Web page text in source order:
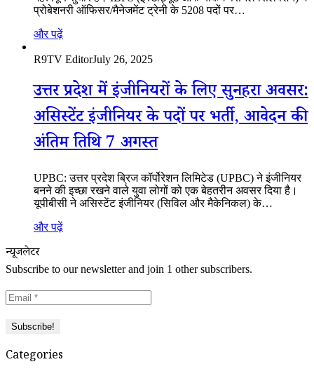
प्रोबेशनरी ऑफिसर/मैनेजमेंट ट्रेनी के 5208 पदों पर…
और पढ़ें
R9TV EditorJuly 26, 2025
उत्तर प्रदेश में इंजीनियरों के लिए सुनहरा अवसर:
असिस्टेंट इंजीनियर के पदों पर भर्ती, आवेदन की
अंतिम तिथि 7 अगस्त
UPBC: उत्तर प्रदेश ब्रिज कॉर्पोरेशन लिमिटेड (UPBC) ने इंजीनियर
बनने की इच्छा रखने वाले युवा लोगों को एक बेहतरीन अवसर दिया है।
यूपीबीसी ने असिस्टेंट इंजीनियर (सिविल और मैकेनिकल) के…
और पढ़ें
न्यूजलेटर
Subscribe to our newsletter and join 1 other subscribers.
Categories